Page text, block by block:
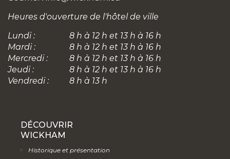
Heures d'ouverture de l'hôtel de ville
Lundi :
8 h à 12 h et 13 h à 16 h
Mardi :
8 h à 12 h et 13 h à 16 h
Mercredi :
8 h à 12 h et 13 h à 16 h
Jeudi :
8 h à 12 h et 13 h à 16 h
Vendredi :
8 h à 13 h
DÉCOUVRIR
WICKHAM
Historique et présentation